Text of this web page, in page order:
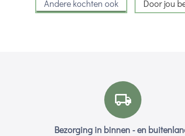
Andere kochten ook Door jou
Bezorging in binnen - en